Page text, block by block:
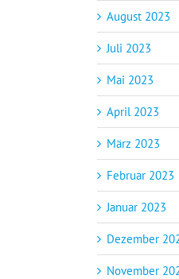
August 2023
Juli 2023
Mai 2023
April 2023
März 2023
Februar 2023
Januar 2023
Dezember
November